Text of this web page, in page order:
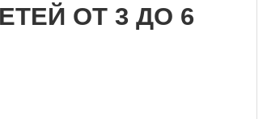
ОТ 3 ДО 6